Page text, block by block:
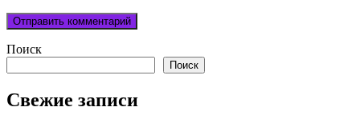
Поиск
Поиск
Свежие записи